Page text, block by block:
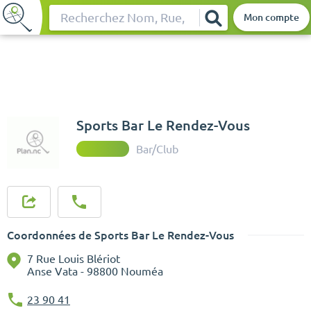
Rechercher Mon compte
Sports Bar Le Rendez-Vous
Bar/Club
Coordonnées de Sports Bar Le Rendez-Vous
7 Rue Louis Blériot
Anse Vata - 98800 Nouméa
23 90 41